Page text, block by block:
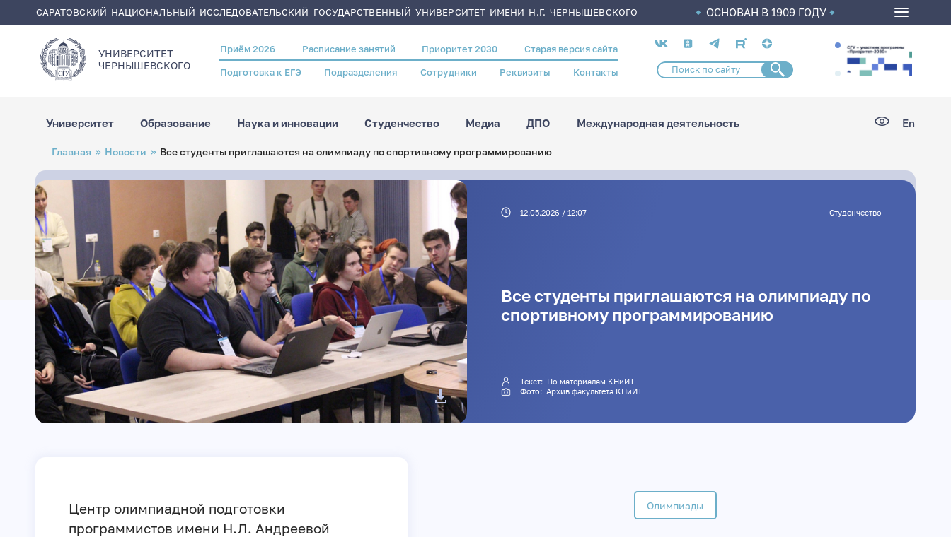
содержанию
САРАТОВСКИЙ НАЦИОНАЛЬНЫЙ ИССЛЕДОВАТЕЛЬСКИЙ ГОСУДАРСТВЕННЫЙ УНИВЕРСИТЕТ ИМЕНИ Н.Г. ЧЕРНЫШЕВСКОГО ОСНОВАН В 1909 ГОДУ
УНИВЕРСИТЕТ
ЧЕРНЫШЕВСКОГO
Header
menu
Приём 2026 Расписание занятий Приоритет 2030 Старая версия сайта
Подготовка к ЕГЭ Подразделения Сотрудники Реквизиты Контакты
Социальные
сети
Университет Образование Наука и инновации Студенчество Медиа ДПО Международная деятельность En
Строка
навигации
Главная Новости Все студенты приглашаются на олимпиаду по спортивному программированию
12.05.2026 / 12:07 Студенчество
Все студенты приглашаются на олимпиаду по
спортивному программированию
Текст: По материалам КНиИТ
Фото: Архив факультета КНиИТ
Центр олимпиадной подготовки
программистов имени Н.Л. Андреевой
Олимпиады